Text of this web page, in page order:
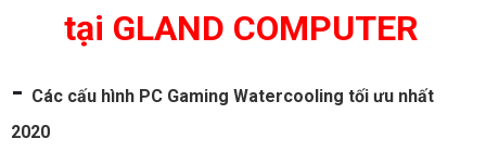
tại GLAND COMPUTER
- Các cấu hình PC Gaming Watercooling tối ưu nhất
2020